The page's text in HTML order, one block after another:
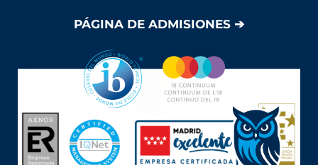
PÁGINA DE ADMISIONES ➔